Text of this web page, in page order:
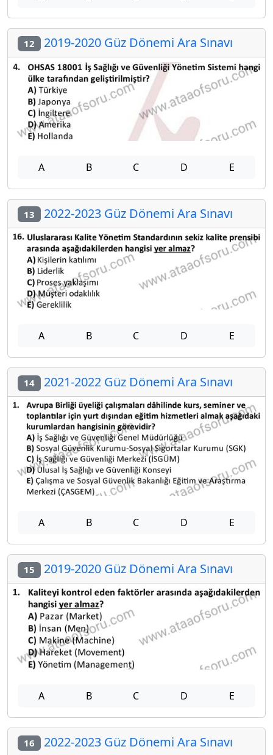
12 2019-2020 Güz Dönemi Ara Sınavı
A B C D E
13 2022-2023 Güz Dönemi Ara Sınavı
A B C D E
14 2021-2022 Güz Dönemi Ara Sınavı
A B C D E
15 2019-2020 Güz Dönemi Ara Sınavı
A B C D E
16 2022-2023 Güz Dönemi Ara Sınavı